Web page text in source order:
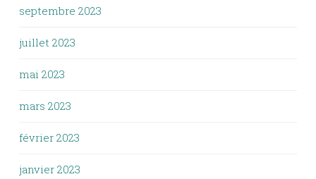
septembre 2023
juillet 2023
mai 2023
mars 2023
février 2023
janvier 2023